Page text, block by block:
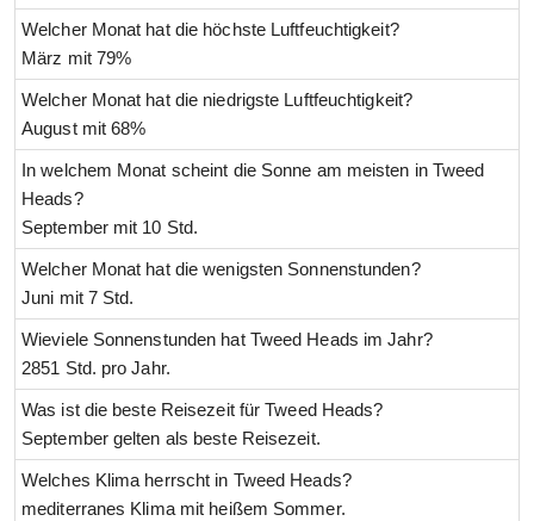
Welcher Monat hat die höchste Luftfeuchtigkeit?
März mit 79%
Welcher Monat hat die niedrigste Luftfeuchtigkeit?
August mit 68%
In welchem Monat scheint die Sonne am meisten in Tweed
Heads?
September mit 10 Std.
Welcher Monat hat die wenigsten Sonnenstunden?
Juni mit 7 Std.
Wieviele Sonnenstunden hat Tweed Heads im Jahr?
2851 Std. pro Jahr.
Was ist die beste Reisezeit für Tweed Heads?
September gelten als beste Reisezeit.
Welches Klima herrscht in Tweed Heads?
mediterranes Klima mit heißem Sommer.